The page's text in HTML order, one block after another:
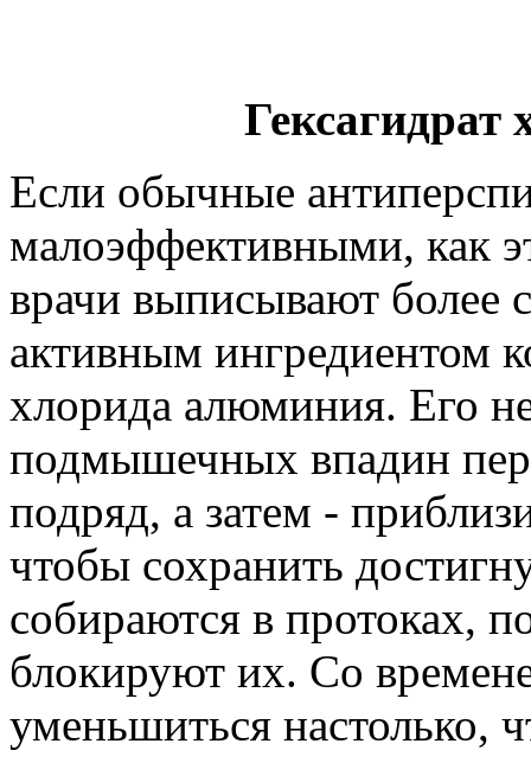
Если обычные
малоэффективными, как
врачи выписывают более
активным ингредиентом
хлорида алюминия. Его
подмышечных впадин
подряд, а затем -
чтобы сохранить
собираются в протоках,
блокируют их. Со
уменьшиться настолько,